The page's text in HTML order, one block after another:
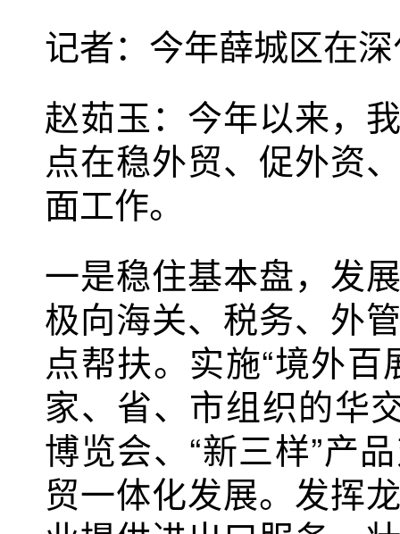
记者：今年薛城区在
赵茹玉：今年以来，
点在稳外贸、促外资
面工作。
一是稳住基本盘，发
极向海关、税务、外
点帮扶。实施“境外
家、省、市组织的华
博览会、“新三样”产
贸一体化发展。发挥